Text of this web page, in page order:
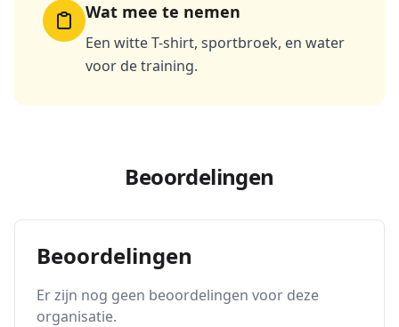
Wat mee te nemen
Een witte T-shirt, sportbroek, en water
voor de training.
Beoordelingen
Beoordelingen
Er zijn nog geen beoordelingen voor deze
organisatie.